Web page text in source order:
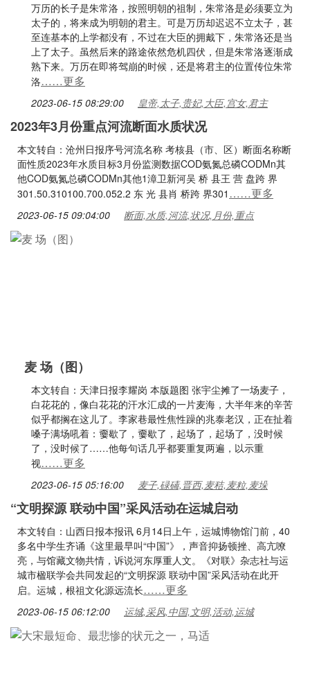
万历的长子是朱常洛，按照明朝的祖制，朱常洛是必须要立为
太子的，将来成为明朝的君主。可是万历却迟迟不立太子，甚
至连基本的上学都没有，不过在大臣的拥戴下，朱常洛还是当
上了太子。虽然后来的路途依然危机四伏，但是朱常洛逐渐成
熟下来。万历在即将驾崩的时候，还是将君主的位置传位朱常
洛……更多
2023-06-15 08:29:00 皇帝,太子,贵妃,大臣,宫女,君主
2023年3月份重点河流断面水质状况
本文转自：沧州日报序号河流名称 考核县（市、区）断面名称断
面性质2023年水质目标3月份监测数据COD氨氮总磷CODMn其
他COD氨氮总磷CODMn其他1漳卫新河吴 桥 县王 营 盘跨 界
301.50.310100.700.052.2 东 光 县肖 桥跨 界301 ……更多
2023-06-15 09:04:00 断面,水质,河流,状况,月份,重点
麦 场（图）
本文转自：天津日报李耀岗 本版题图 张宇尘摊了一场麦子，
白花花的，像白花花的汗水汇成的一片麦海，大半年来的辛苦
似乎都搁在这儿了。李家巷最性焦性躁的兆泰老汉，正在扯着
嗓子满场吼着：嫑歇了，嫑歇了，起场了，起场了，没时候
了，没时候了……他每句话几乎都要重复两遍，以示重
视……更多
2023-06-15 05:16:00 麦子,碌碡,晋西,麦秸,麦粒,麦垛
“文明探源 联动中国”采风活动在运城启动
本文转自：山西日报本报讯 6月14日上午，运城博物馆门前，40
多名中学生齐诵《这里最早叫“中国”》，声音抑扬顿挫、高亢嘹
亮，与馆藏文物共情，诉说河东厚重人文。《对联》杂志社与运
城市楹联学会共同发起的“文明探源 联动中国”采风活动在此开
启。运城，根祖文化源远流长……更多
2023-06-15 06:12:00 运城,采风,中国,文明,活动,运城